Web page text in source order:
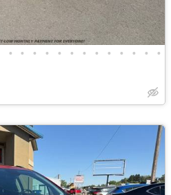
• • • • • • • • • • • • •